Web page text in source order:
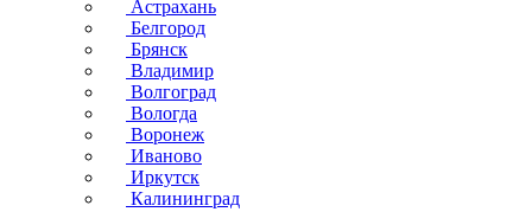
Астрахань
Белгород
Брянск
Владимир
Волгоград
Вологда
Воронеж
Иваново
Иркутск
Калининград